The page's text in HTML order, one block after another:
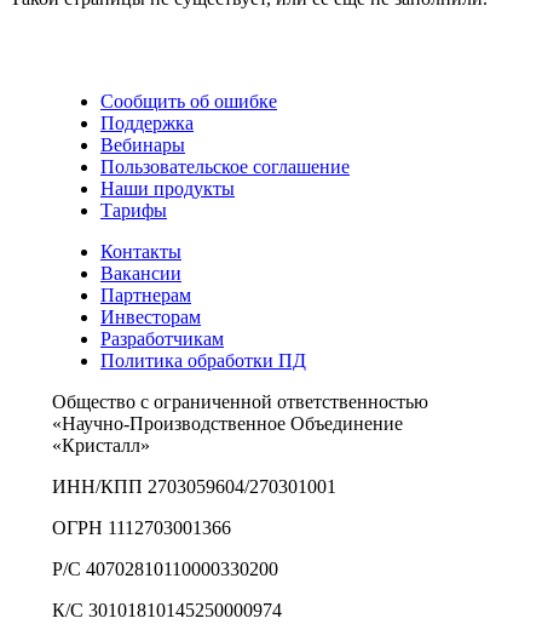
Сообщить об ошибке
Поддержка
Вебинары
Пользовательское соглашение
Наши продукты
Тарифы
Контакты
Вакансии
Партнерам
Инвесторам
Разработчикам
Политика обработки ПД
Общество с ограниченной ответственностью
«Научно-Производственное Объединение
«Кристалл»
ИНН/КПП 2703059604/270301001
ОГРН 1112703001366
Р/С 40702810110000330200
К/С 30101810145250000974